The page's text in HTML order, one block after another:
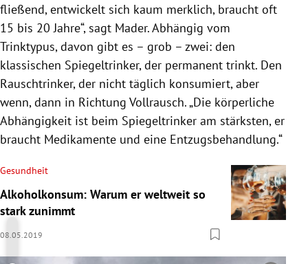
fließend, entwickelt sich kaum merklich, braucht oft
15 bis 20 Jahre“, sagt Mader. Abhängig vom
Trinktypus, davon gibt es – grob – zwei: den
klassischen Spiegeltrinker, der permanent trinkt. Den
Rauschtrinker, der nicht täglich konsumiert, aber
wenn, dann in Richtung Vollrausch. „Die körperliche
Abhängigkeit ist beim Spiegeltrinker am stärksten, er
braucht Medikamente und eine Entzugsbehandlung.“
Gesundheit
Alkoholkonsum: Warum er weltweit so
stark zunimmt
08.05.2019